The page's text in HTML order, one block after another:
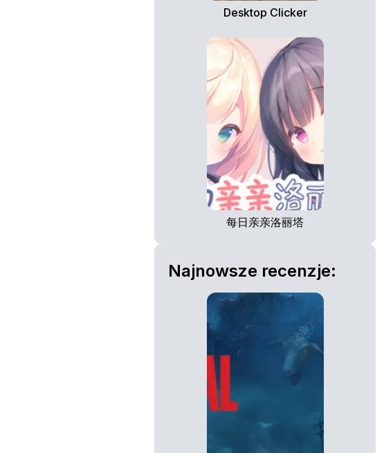
Desktop Clicker
每日亲亲洛丽塔
Najnowsze recenzje: